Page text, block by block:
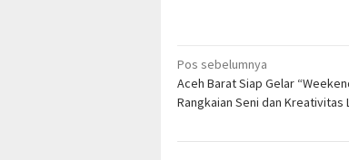
Navigasi
pos
Pos sebelumnya
Aceh Barat Siap Gelar
Rangkaian Seni dan Kreativitas